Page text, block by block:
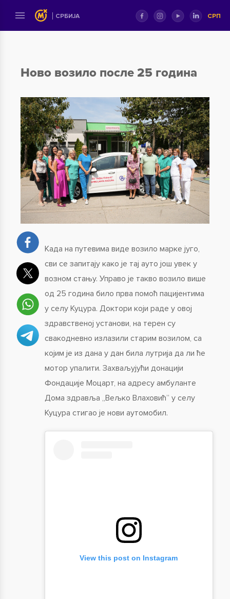
СРБИЈА СРП
Ново возило после 25 година
Када на путевима виде возило марке југо,
сви се запитају како је тај ауто још увек у
возном стању. Управо је такво возило више
од 25 година било прва помоћ пацијентима
у селу Куцура. Доктори који раде у овој
здравственој установи, на терен су
свакодневно излазили старим возилом, са
којим је из дана у дан била лутрија да ли ће
мотор упалити. Захваљујући донацији
Фондације Моцарт, на адресу амбуланте
Дома здравља „Вељко Влаховић” у селу
Куцура стигао је нови аутомобил.
View this post on Instagram